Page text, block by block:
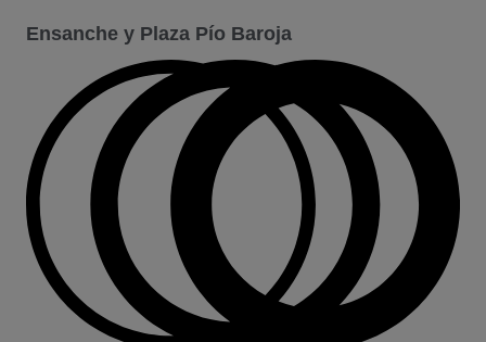
Ensanche y Plaza Pío Baroja